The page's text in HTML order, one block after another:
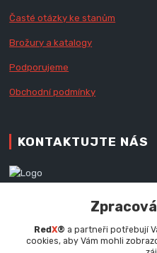
Časté otázky ke stanům
Brožury a katalogy
Podporujeme
Obchodní podmínky
KONTAKTUJTE NÁS
+420 777 979 111
info@redx.cz
Red X® a partneři potřebují
cookies, aby Vám mohli